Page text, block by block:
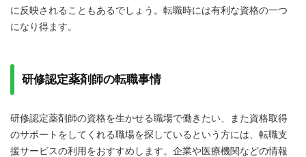
に反映されることもあるでしょう。転職時には有利な資格の一つ
になり得ます。
研修認定薬剤師の転職事情
研修認定薬剤師の資格を生かせる職場で働きたい、また資格取得
のサポートをしてくれる職場を探しているという方には、転職支
援サービスの利用をおすすめします。企業や医療機関などの情報